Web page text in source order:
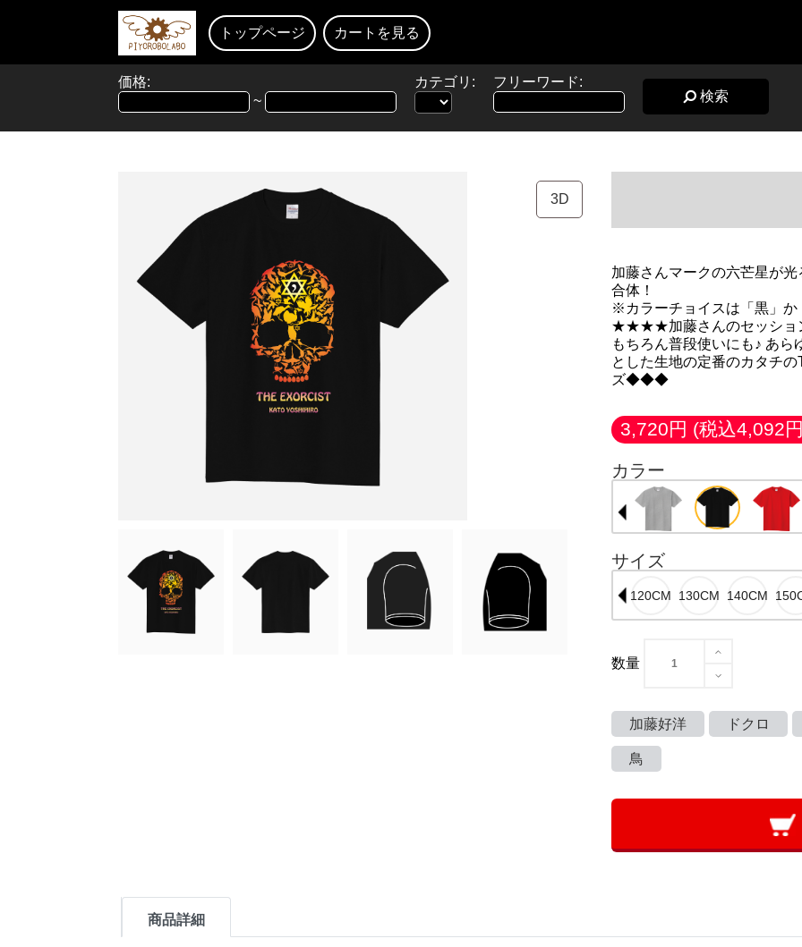
トップページ カートを見る
価格:
~
カテゴリ:
フリーワード:
検索
3D
加藤さんマークの六芒星が
合体！
※カラーチョイスは「黒」か
★★★★加藤さんのセッショ
もちろん普段使いにも♪ あら
とした生地の定番のカタ
ズ◆◆◆
3,720円 (税込4,092
カラー
サイズ
数量
加藤好洋 ドクロ
鳥
商品詳細